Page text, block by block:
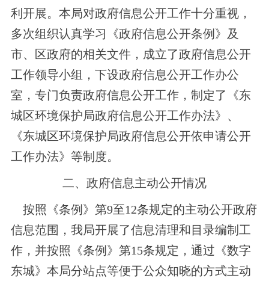
利开展。本局对政府信息公开工作十分重视，
多次组织认真学习《政府信息公开条例》及
市、区政府的相关文件，成立了政府信息公开
工作领导小组，下设政府信息公开工作办公
室，专门负责政府信息公开工作，制定了《东
城区环境保护局政府信息公开工作办法》、
《东城区环境保护局政府信息公开依申请公开
工作办法》等制度。
二、政府信息主动公开情况
按照《条例》第9至12条规定的主动公开政府
信息范围，我局开展了信息清理和目录编制工
作，并按照《条例》第15条规定，通过《数字
东城》本局分站点等便于公众知晓的方式主动